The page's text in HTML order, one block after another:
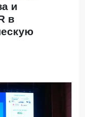
и
в